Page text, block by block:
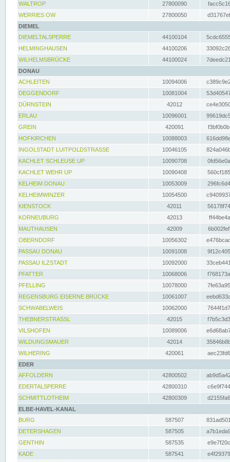
WALTROP
27800090
WERRIES OW
27800050
DIEMEL
DIEMELTALSPERRE
44100104
HELMINGHAUSEN
44100206
WILHELMSBRÜCKE
44100024
DONAU
ACHLEITEN
10094006
DEGGENDORF
10081004
DÜRNSTEIN
42012
ERLAU
10096001
GREIN
420091
HOFKIRCHEN
10088003
INGOLSTADT LUITPOLDSTRASSE
10046105
KACHLET SCHLEUSE UP
10090708
KACHLET WEHR UP
10090408
KELHEIM DONAU
10053009
KELHEIMWINZER
10054500
KIENSTOCK
42011
KORNEUBURG
42013
MAUTHAUSEN
42009
OBERNDORF
10056302
PASSAU DONAU
10091008
PASSAU ILZSTADT
10092000
PFATTER
10068006
PFELLING
10078000
REGENSBURG EISERNE BRÜCKE
10061007
SCHWABELWEIS
10062000
THEBNERSTRASSL
42015
VILSHOFEN
10089006
WILDUNGSMAUER
42014
WILHERING
420061
EDER
AFFOLDERN
42800502
EDERTALSPERRE
42800310
SCHMITTLOTHEIM
42800309
ELBE-HAVEL-KANAL
BURG
587507
DETERSHAGEN
587505
GENTHIN
587535
KADE
587541